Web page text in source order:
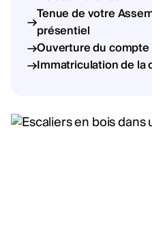
Tenue de votre
présentiel
Ouverture du
Immatriculation de la